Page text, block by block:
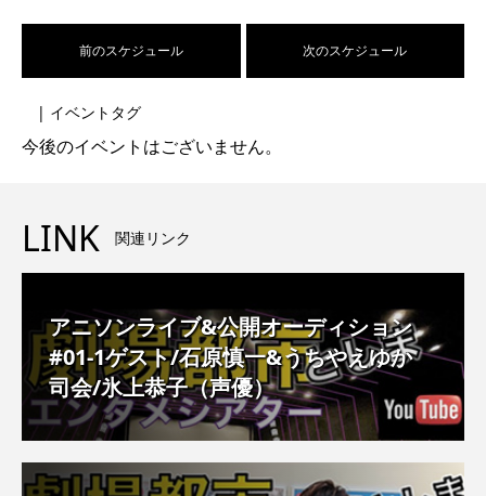
前のスケジュール 次のスケジュール
| イベントタグ
今後のイベントはございません。
LINK 関連リンク
アニソンライブ&公開オーディション
#01-1ゲスト/石原慎一&うちやえゆか
司会/氷上恭子（声優）